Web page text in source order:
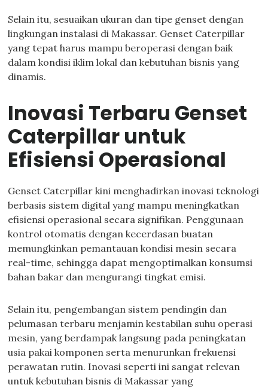
Selain itu, sesuaikan ukuran dan tipe genset dengan
lingkungan instalasi di Makassar. Genset Caterpillar
yang tepat harus mampu beroperasi dengan baik
dalam kondisi iklim lokal dan kebutuhan bisnis yang
dinamis.
Inovasi Terbaru Genset
Caterpillar untuk
Efisiensi Operasional
Genset Caterpillar kini menghadirkan inovasi teknologi
berbasis sistem digital yang mampu meningkatkan
efisiensi operasional secara signifikan. Penggunaan
kontrol otomatis dengan kecerdasan buatan
memungkinkan pemantauan kondisi mesin secara
real-time, sehingga dapat mengoptimalkan konsumsi
bahan bakar dan mengurangi tingkat emisi.
Selain itu, pengembangan sistem pendingin dan
pelumasan terbaru menjamin kestabilan suhu operasi
mesin, yang berdampak langsung pada peningkatan
usia pakai komponen serta menurunkan frekuensi
perawatan rutin. Inovasi seperti ini sangat relevan
untuk kebutuhan bisnis di Makassar yang